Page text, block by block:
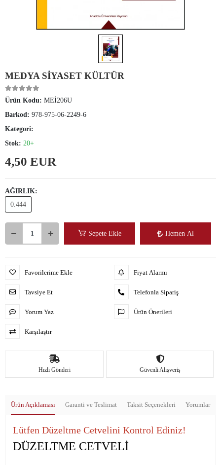
MEDYA SİYASET KÜLTÜR
Ürün Kodu: MEİ206U
Barkod: 978-975-06-2249-6
Kategori:
Stok: 20+
4,50 EUR
AĞIRLIK:
0.444
Sepete Ekle Hemen Al
Favorilerime Ekle
Tavsiye Et
Yorum Yaz
Karşılaştır
Fiyat Alarmı
Telefonla Sipariş
Ürün Önerileri
Hızlı Gönderi Güvenli Alışveriş
Ürün Açıklaması Garanti ve Teslimat Taksit Seçenekleri Yorumlar
Lütfen Düzeltme Cetvelini Kontrol Ediniz!
DÜZELTME CETVELİ